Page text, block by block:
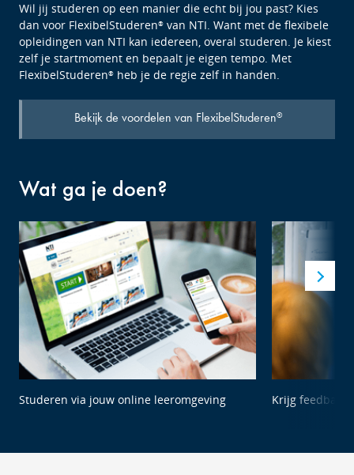
Wil jij studeren op een manier die echt bij jou past? Kies
dan voor FlexibelStuderen® van NTI. Want met de flexibele
opleidingen van NTI kan iedereen, overal studeren. Je kiest
zelf je startmoment en bepaalt je eigen tempo. Met
FlexibelStuderen® heb je de regie zelf in handen.
Bekijk de voordelen van FlexibelStuderen®
Wat ga je doen?
Studeren via jouw online leeromgeving Krijg feedback